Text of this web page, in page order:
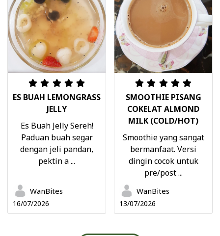
ES BUAH LEMONGRASS
JELLY
Es Buah Jelly Sereh!
Paduan buah segar
dengan jeli pandan,
pektin a ...
WanBites
16/07/2026
SMOOTHIE PISANG
COKELAT ALMOND
MILK (COLD/HOT)
Smoothie yang sangat
bermanfaat. Versi
dingin cocok untuk
pre/post ...
WanBites
13/07/2026